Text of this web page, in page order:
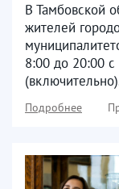
В Тамбовской
жителей
8:00 до 20:00 с
Подробнее